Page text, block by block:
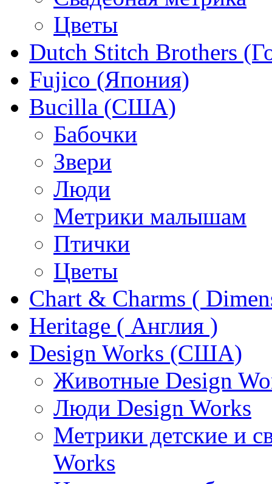
Цветы
Dutch Stitch Brothers
Fujico (Япония)
Bucilla (США)
Бабочки
Звери
Люди
Метрики малышам
Птички
Цветы
Chart & Charms (
Heritage ( Англия )
Design Works (США)
Животные Design
Люди Design Works
Метрики детские и
Works